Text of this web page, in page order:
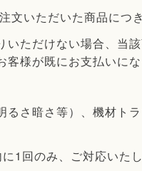
いただいた商品につ
ただけない場合、当
様が既にお支払いに
さ暗さ等）、機材ト
1回のみ、ご対応いたし